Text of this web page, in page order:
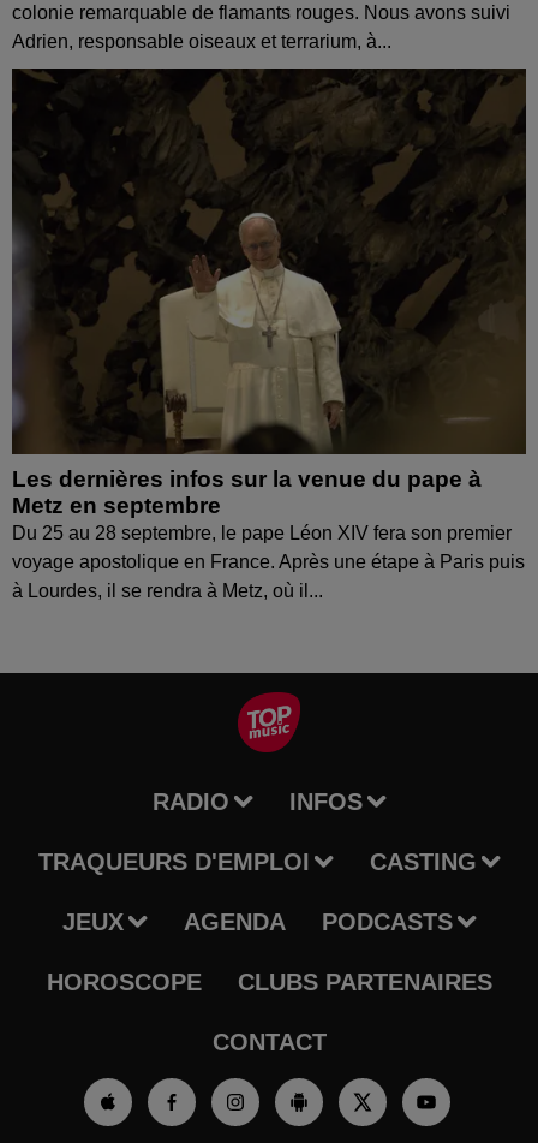
colonie remarquable de flamants rouges. Nous avons suivi
Adrien, responsable oiseaux et terrarium, à...
Les dernières infos sur la venue du pape à
Metz en septembre
Du 25 au 28 septembre, le pape Léon XIV fera son premier
voyage apostolique en France. Après une étape à Paris puis
à Lourdes, il se rendra à Metz, où il...
RADIO INFOS
TRAQUEURS D'EMPLOI CASTING
JEUX AGENDA PODCASTS
HOROSCOPE CLUBS PARTENAIRES
CONTACT